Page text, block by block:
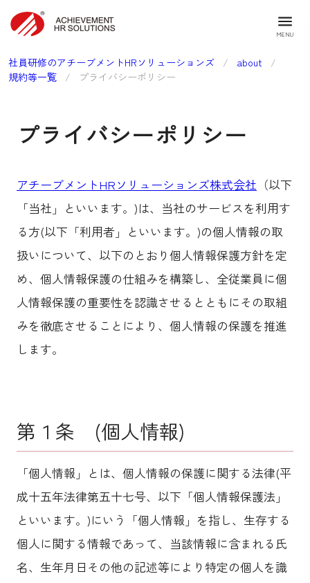
MENU
社員研修のアチーブメントHRソリューションズ / about
/
規約等一覧
/ プライバシーポリシー
プライバシーポリシー
アチーブメントHRソリューションズ株式会社 （以下
「当社」といいます。)は、当社のサービスを利用す
る方(以下「利用者」といいます。)の個人情報の取
扱いについて、以下のとおり個人情報保護方針を定
め、個人情報保護の仕組みを構築し、全従業員に個
人情報保護の重要性を認識させるとともにその取組
みを徹底させることにより、個人情報の保護を推進
します。
第１条 (個人情報)
「個人情報」とは、個人情報の保護に関する法律(平
成十五年法律第五十七号、以下「個人情報保護法」
といいます。)にいう「個人情報」を指し、生存する
個人に関する情報であって、当該情報に含まれる氏
名、生年月日その他の記述等により特定の個人を識